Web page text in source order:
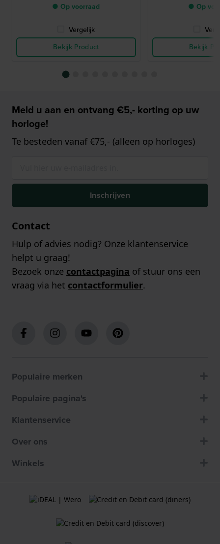
● Op voorraad
Vergelijk
Bekijk Product
● Op
Bekijk
Meld u aan en ontvang €5,- korting op uw
horloge!
Te besteden vanaf €75,- (alleen op horloges)
Inschrijven
Contact
Hulp of advies nodig? Onze klantenservice
helpt u graag!
Bezoek onze contactpagina of stuur ons een
vraag via het contactformulier.
Populaire merken
Populaire pagina's
Klantenservice
Over ons
Winkels